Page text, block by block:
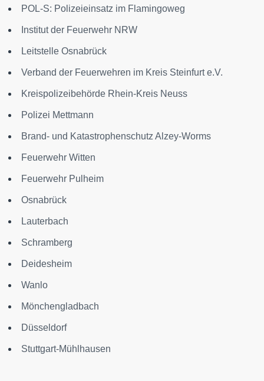
POL-S: Polizeieinsatz im Flamingoweg
Institut der Feuerwehr NRW
Leitstelle Osnabrück
Verband der Feuerwehren im Kreis Steinfurt e.V.
Kreispolizeibehörde Rhein-Kreis Neuss
Polizei Mettmann
Brand- und Katastrophenschutz Alzey-Worms
Feuerwehr Witten
Feuerwehr Pulheim
Osnabrück
Lauterbach
Schramberg
Deidesheim
Wanlo
Mönchengladbach
Düsseldorf
Stuttgart-Mühlhausen